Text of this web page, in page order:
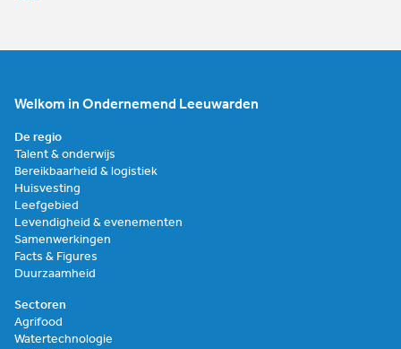
Welkom in Ondernemend Leeuwarden
De regio
Talent & onderwijs
Bereikbaarheid & logistiek
Huisvesting
Leefgebied
Levendigheid & evenementen
Samenwerkingen
Facts & Figures
Duurzaamheid
Sectoren
Agrifood
Watertechnologie